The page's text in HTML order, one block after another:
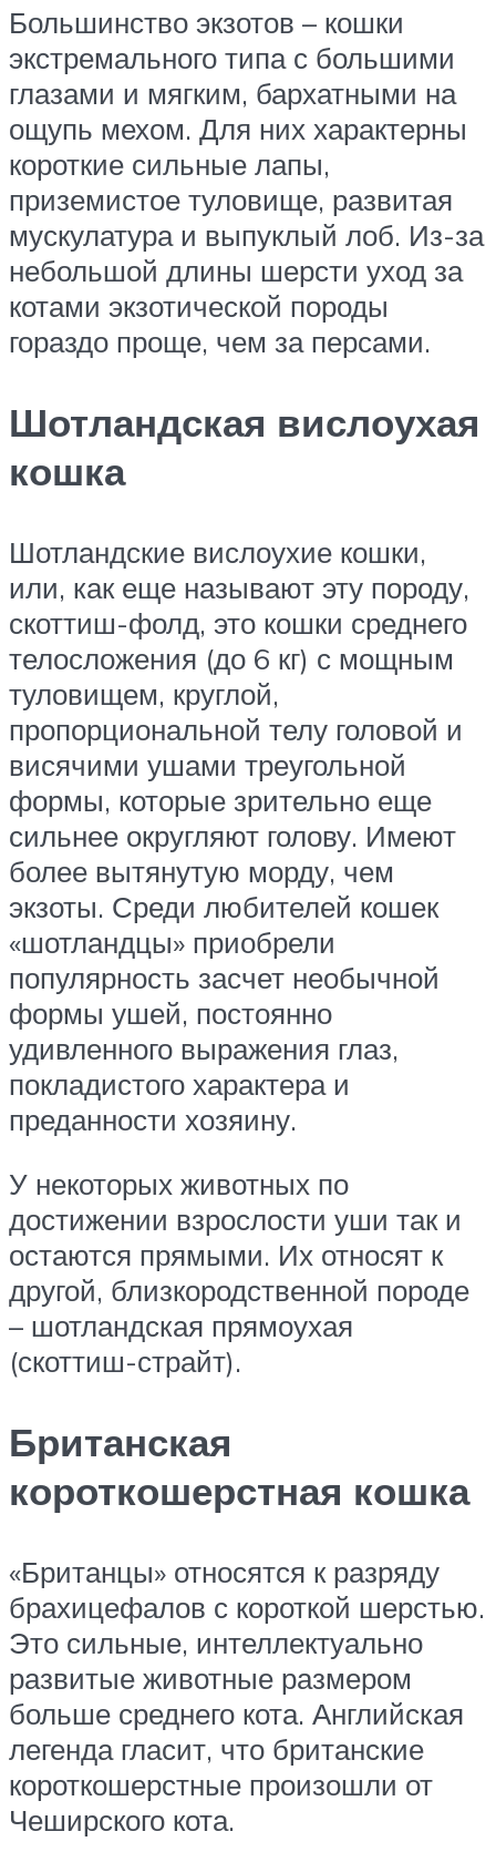
Большинство экзотов – кошки
экстремального типа с большими
глазами и мягким, бархатными на
ощупь мехом. Для них характерны
короткие сильные лапы,
приземистое туловище, развитая
мускулатура и выпуклый лоб. Из-за
небольшой длины шерсти уход за
котами экзотической породы
гораздо проще, чем за персами.
Шотландская вислоухая
кошка
Шотландские вислоухие кошки,
или, как еще называют эту породу,
скоттиш-фолд, это кошки среднего
телосложения (до 6 кг) с мощным
туловищем, круглой,
пропорциональной телу головой и
висячими ушами треугольной
формы, которые зрительно еще
сильнее округляют голову. Имеют
более вытянутую морду, чем
экзоты. Среди любителей кошек
«шотландцы» приобрели
популярность засчет необычной
формы ушей, постоянно
удивленного выражения глаз,
покладистого характера и
преданности хозяину.
У некоторых животных по
достижении взрослости уши так и
остаются прямыми. Их относят к
другой, близкородственной породе
– шотландская прямоухая
(скоттиш-страйт).
Британская
короткошерстная кошка
«Британцы» относятся к разряду
брахицефалов с короткой шерстью.
Это сильные, интеллектуально
развитые животные размером
больше среднего кота. Английская
легенда гласит, что британские
короткошерстные произошли от
Чеширского кота.